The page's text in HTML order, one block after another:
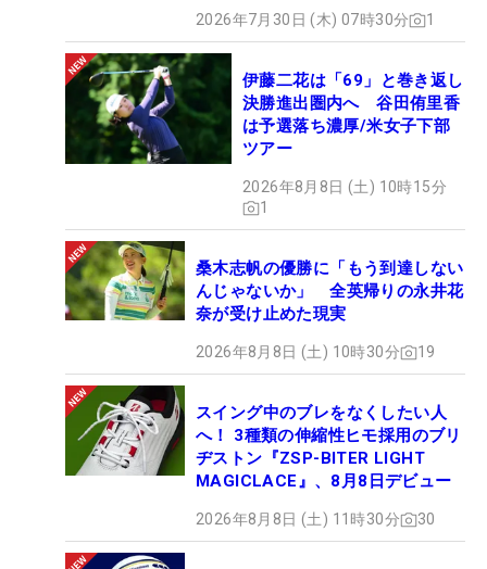
2026年7月30日 (木) 07時30分 1
伊藤二花は「69」と巻き返し
決勝進出圏内へ 谷田侑里香
は予選落ち濃厚/米女子下部
ツアー
2026年8月8日 (土) 10時15分
1
桑木志帆の優勝に「もう到達しない
んじゃないか」 全英帰りの永井花
奈が受け止めた現実
2026年8月8日 (土) 10時30分 19
スイング中のブレをなくしたい人
へ！ 3種類の伸縮性ヒモ採用のブリ
ヂストン『ZSP-BITER LIGHT
MAGICLACE』、8月8日デビュー
2026年8月8日 (土) 11時30分 30